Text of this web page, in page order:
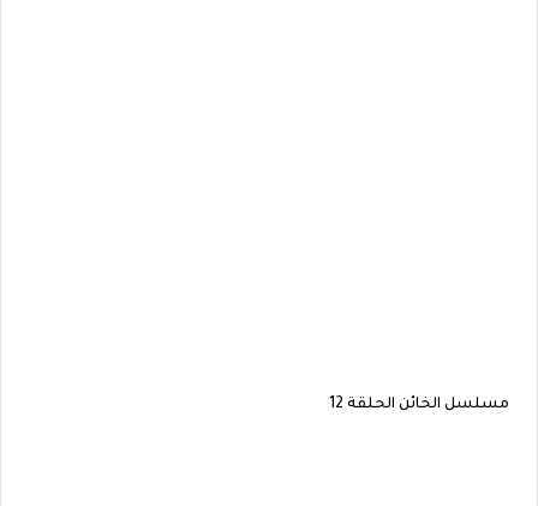
مسلسل الخائن الحلقة 12